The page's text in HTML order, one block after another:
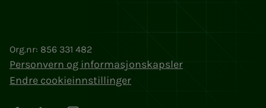
Org.nr: 856 331 482
Personvern og informasjonskapsler
Endre cookieinnstillinger